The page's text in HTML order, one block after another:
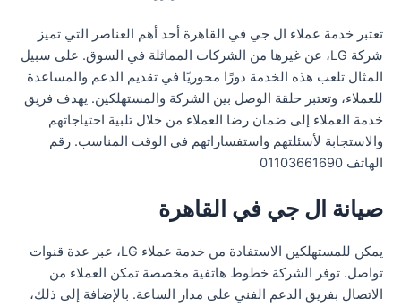
تعتبر خدمة عملاء ال جي في القاهرة أحد أهم العناصر التي تميز
شركة LG، عن غيرها من الشركات المماثلة في السوق. على سبيل
المثال تلعب هذه الخدمة دورًا محوريًا في تقديم الدعم والمساعدة
للعملاء، وتعتبر حلقة الوصل بين الشركة والمستهلكين. يهدف فريق
خدمة العملاء إلى ضمان رضا العملاء من خلال تلبية احتياجاتهم
والاستجابة لأسئلتهم واستفساراتهم في الوقت المناسب. رقم
الهاتف 01103661690
صيانة ال جي في القاهرة
يمكن للمستهلكين الاستفادة من خدمة عملاء LG، عبر عدة قنوات
تواصل. توفر الشركة خطوط هاتفية مخصصة تمكن العملاء من
الاتصال بفريق الدعم الفني على مدار الساعة. بالإضافة إلى ذلك،